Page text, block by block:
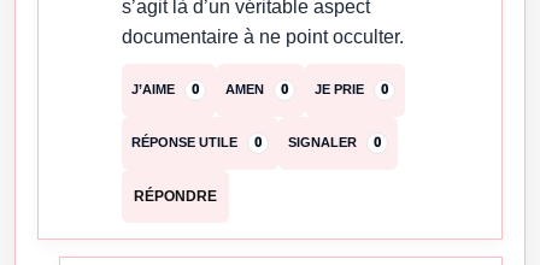
s’agit là d’un véritable aspect
documentaire à ne point occulter.
J’AIME 0 AMEN 0 JE PRIE 0
RÉPONSE UTILE 0 SIGNALER 0
RÉPONDRE